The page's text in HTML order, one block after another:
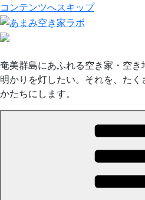
コンテンツへスキップ
奄美群島にあふれる空き家・空
明かりを灯したい。それを、た
かたちにします。